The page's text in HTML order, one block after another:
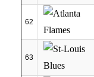
62
63